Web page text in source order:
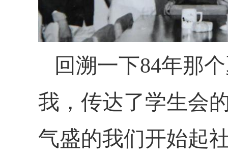
回溯一下84年那
我，传达了学生会
气盛的我们开始起